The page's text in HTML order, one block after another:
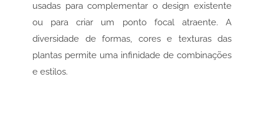
usadas para complementar o design existente
ou para criar um ponto focal atraente. A
diversidade de formas, cores e texturas das
plantas permite uma infinidade de combinações
e estilos.